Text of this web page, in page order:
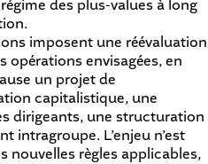
des plus-values à long
imposent une réévaluation
opérations envisagées, en
un projet de
capitalistique, une
dirigeants, une structuration
intragroupe. L’enjeu n’est
nouvelles règles applicables,